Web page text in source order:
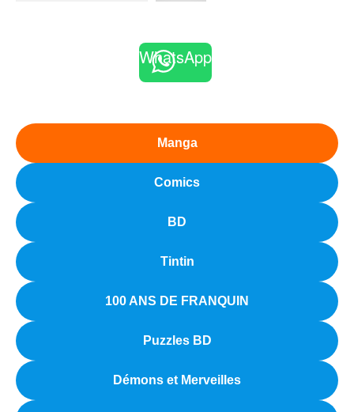
WhatsApp
Manga
Comics
BD
Tintin
100 ANS DE FRANQUIN
Puzzles BD
Démons et Merveilles